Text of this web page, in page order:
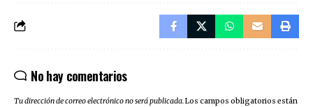
No hay comentarios
Tu dirección de correo electrónico no será publicada.Los campos obligatorios están